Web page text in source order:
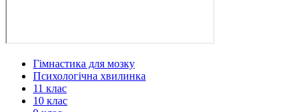
Гімнастика для мозку
Психологічна хвилинка
11 клас
10 клас